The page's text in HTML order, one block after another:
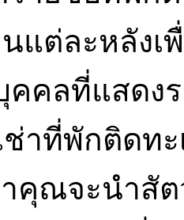
แต่ละหลังเ
คคลที่แสดง
ช่าที่พักติดท
คุณจะนำสัต